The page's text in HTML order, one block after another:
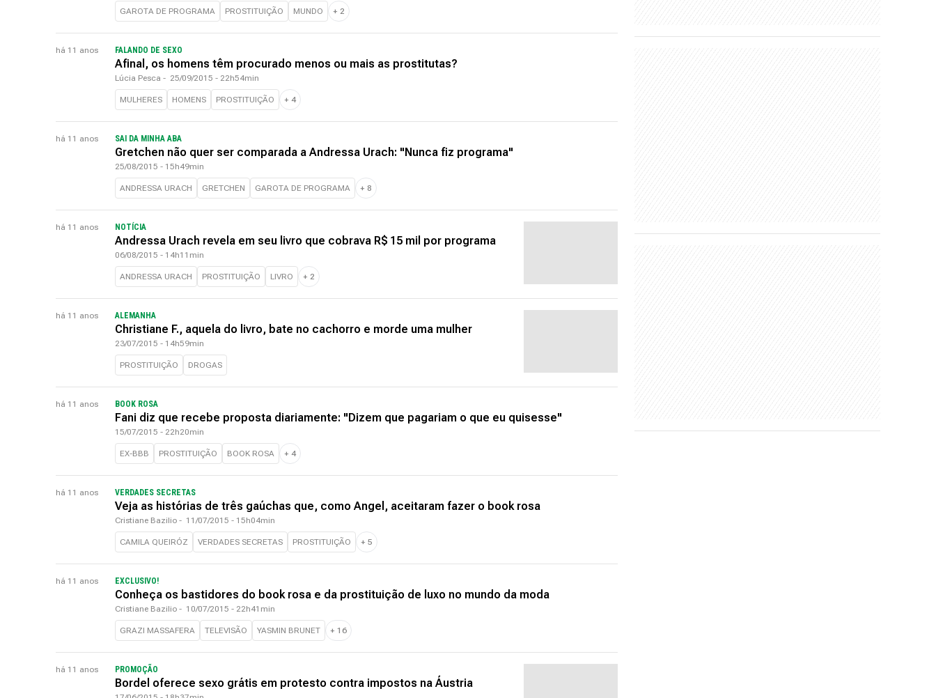
GAROTA DE PROGRAMA PROSTITUIÇÃO MUNDO + 2
há 11 anos FALANDO DE SEXO
Afinal, os homens têm procurado menos ou mais as prostitutas?
Lúcia Pesca - 25/09/2015 - 22h54min
MULHERES HOMENS PROSTITUIÇÃO + 4
há 11 anos SAI DA MINHA ABA
Gretchen não quer ser comparada a Andressa Urach: "Nunca fiz programa"
25/08/2015 - 15h49min
ANDRESSA URACH GRETCHEN GAROTA DE PROGRAMA + 8
há 11 anos NOTÍCIA
Andressa Urach revela em seu livro que cobrava R$ 15 mil por programa
06/08/2015 - 14h11min
ANDRESSA URACH PROSTITUIÇÃO LIVRO + 2
há 11 anos ALEMANHA
Christiane F., aquela do livro, bate no cachorro e morde uma mulher
23/07/2015 - 14h59min
PROSTITUIÇÃO DROGAS
há 11 anos BOOK ROSA
Fani diz que recebe proposta diariamente: "Dizem que pagariam o que eu quisesse"
15/07/2015 - 22h20min
EX-BBB PROSTITUIÇÃO BOOK ROSA + 4
há 11 anos VERDADES SECRETAS
Veja as histórias de três gaúchas que, como Angel, aceitaram fazer o book rosa
Cristiane Bazilio - 11/07/2015 - 15h04min
CAMILA QUEIRÓZ VERDADES SECRETAS PROSTITUIÇÃO + 5
há 11 anos EXCLUSIVO!
Conheça os bastidores do book rosa e da prostituição de luxo no mundo da moda
Cristiane Bazilio - 10/07/2015 - 22h41min
GRAZI MASSAFERA TELEVISÃO YASMIN BRUNET + 16
há 11 anos PROMOÇÃO
Bordel oferece sexo grátis em protesto contra impostos na Áustria